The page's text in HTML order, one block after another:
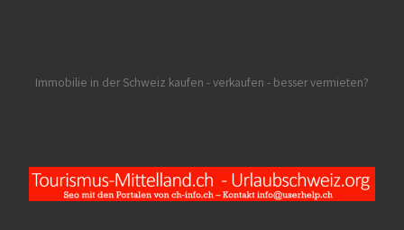
Immobilie in der Schweiz kaufen - verkaufen - besser vermieten?